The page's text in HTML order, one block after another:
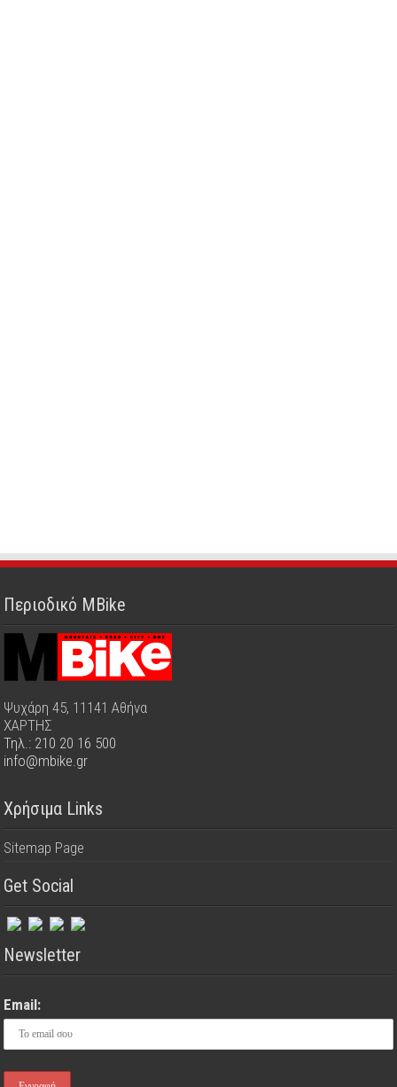
Περιοδικό MBike
Ψυχάρη 45, 11141 Αθήνα
ΧΑΡΤΗΣ
Τηλ.: 210 20 16 500
info@mbike.gr
Χρήσιμα Links
Sitemap Page
Get Social
Newsletter
Email: